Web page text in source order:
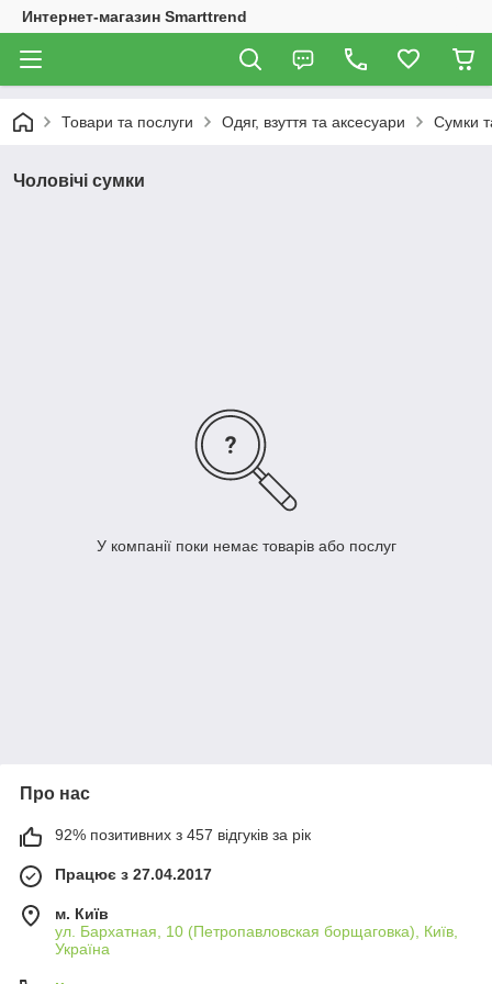
Интернет-магазин Smarttrend
Товари та послуги Одяг, взуття та аксесуари Сумки
Чоловічі сумки
У компанії поки немає товарів або послуг
Про нас
92% позитивних з 457 відгуків за рік
Працює з 27.04.2017
м. Київ
ул. Бархатная, 10 (Петропавловская борщаговка), Київ,
Україна